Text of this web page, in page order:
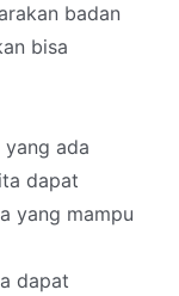
badan
bisa
ada
dapat
yang mampu
dapat